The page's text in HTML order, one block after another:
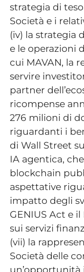
strategia di
Società e i
(iv) la strategia
e le operazioni
cui MAVAN, la
servire
partner
ricompense
276 milioni di
riguardanti i
di Wall Street
IA agentica,
blockchain
aspettative
impatto degli
GENIUS Act e
sui servizi
(vii) la
Società delle